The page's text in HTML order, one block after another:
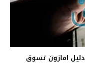
موقع امازون للتسوق أون لاين amazon دليل امازون تسوق